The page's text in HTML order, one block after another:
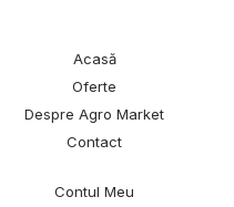
Acasă
Oferte
Despre Agro Market
Contact
Contul Meu